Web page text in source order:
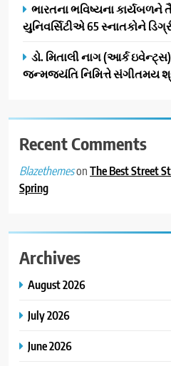
ભારતના ભવિષ્યના કાર્યબળને
યુનિવર્સિટીએ 65 સ્નાતકોને
ડો. મિતાલી નાગ (આર્ક ઇવેન્ટ્સ)
જન્મજયંતિ નિમિત્તે સંગીતમય
Recent Comments
BlazethemesonThe Best Street
Spring
Archives
August 2026
July 2026
June 2026